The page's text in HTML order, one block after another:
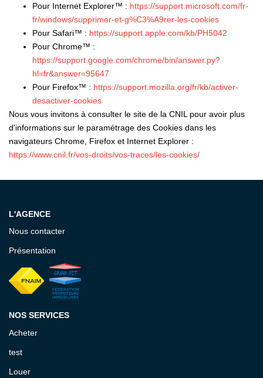
Pour Internet Explorer™ : https://support.microsoft.com/fr-
fr/windows/supprimer-et-g%C3%A9rer-les-cookies
Pour Safari™ : https://support.apple.com/kb/PH5042
Pour Chrome™ :
https://support.google.com/chrome/bin/answer.py?
hl=fr&answer=95647
Pour Firefox™ : https://support.mozilla.org/fr/kb/activer-
desactiver-cookies
Nous vous invitons à consulter le site de la CNIL pour avoir plus
d'informations sur le paramétrage des Cookies dans les
navigateurs Chrome, Firefox et Internet Explorer :
https://www.cnil.fr/vos-droits/vos-traces/les-cookies/
L'AGENCE
Nous contacter
Présentation
NOS SERVICES
Acheter
test
Louer